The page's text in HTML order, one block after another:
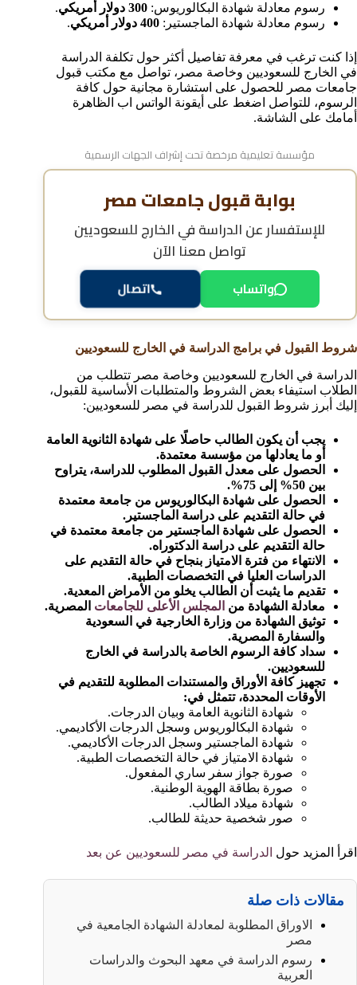
رسوم معادلة شهادة البكالوريوس: 300 دولار أمريكي
.
رسوم معادلة شهادة الماجستير: 400 دولار أمريكي .
إذا كنت ترغب في معرفة تفاصيل أكثر حول تكلفة الدراسة
في الخارج للسعوديين وخاصة مصر، تواصل مع مكتب قبول
جامعات مصر للحصول على استشارة مجانية حول كافة
الرسوم، للتواصل اضغط على أيقونة الواتس اب الظاهرة
أمامك على الشاشة.
مؤسسة تعليمية مرخصة تحت إشراف الجهات الرسمية
بوابة قبول جامعات مصر
للإستفسار عنالدراسة في الخارج للسعوديين
تواصل معنا الآن
واتساب اتصال
شروط القبول في برامج الدراسة في الخارج للسعوديين
الدراسة في الخارج للسعوديين وخاصة مصر تتطلب من
الطلاب استيفاء بعض الشروط والمتطلبات الأساسية للقبول،
إليك أبرز شروط القبول للدراسة في مصر للسعوديين:
يجب أن يكون الطالب حاصلًا على شهادة الثانوية العامة
أو ما يعادلها من مؤسسة معتمدة.
الحصول على معدل القبول المطلوب للدراسة، يتراوح
بين 50% إلى 75%.
الحصول على شهادة البكالوريوس من جامعة معتمدة
في حالة التقديم على دراسة الماجستير.
الحصول على شهادة الماجستير من جامعة معتمدة في
حالة التقديم على دراسة الدكتوراه.
الانتهاء من فترة الامتياز بنجاح في حالة التقديم على
الدراسات العليا في التخصصات الطبية.
تقديم ما يثبت أن الطالب يخلو من الأمراض المعدية.
معادلة الشهادة من المجلس الأعلى للجامعات المصرية.
توثيق الشهادة من وزارة الخارجية في السعودية
والسفارة المصرية.
سداد كافة الرسوم الخاصة بالدراسة في الخارج
للسعوديين.
تجهيز كافة الأوراق والمستندات المطلوبة للتقديم في
الأوقات المحددة، تتمثل في:
شهادة الثانوية العامة وبيان الدرجات.
شهادة البكالوريوس وسجل الدرجات الأكاديمي.
شهادة الماجستير وسجل الدرجات الأكاديمي.
شهادة الامتياز في حالة التخصصات الطبية.
صورة جواز سفر ساري المفعول.
صورة بطاقة الهوية الوطنية.
شهادة ميلاد الطالب.
صور شخصية حديثة للطالب.
اقرأ المزيد حول الدراسة في مصر للسعوديين عن بعد
مقالات ذات صلة
الاوراق المطلوبة لمعادلة الشهادة الجامعية في
مصر
رسوم الدراسة في معهد البحوث والدراسات
العربية